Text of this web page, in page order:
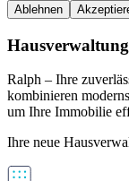
Ablehnen
Ralph – Ihre
kombinieren
um Ihre Immobilie
Ihre neue